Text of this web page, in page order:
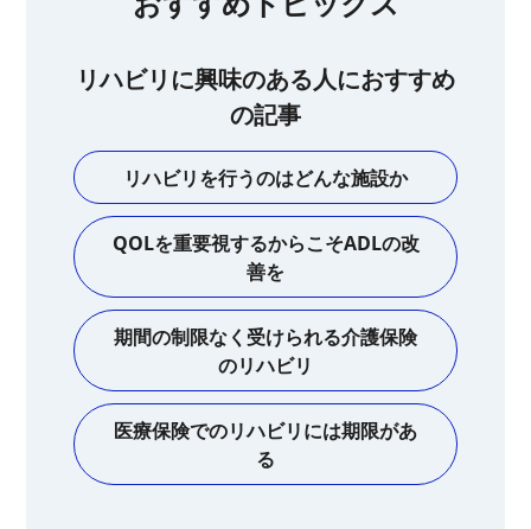
リハビリに興味のある人におすすめ
の記事
リハビリを行うのはどんな施設か
QOLを重要視するからこそADLの改
善を
期間の制限なく受けられる介護保険
のリハビリ
医療保険でのリハビリには期限があ
る